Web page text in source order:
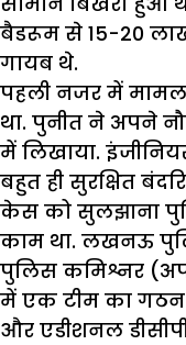
बैडरूम से 15-20
गायब थे.
पहली नजर में
था. पुनीत ने अपने
में लिखाया.
बहुत ही सुरक्षित
केस को सुलझाना
काम था. लखनऊ
पुलिस कमिश्नर
में एक टीम का गठन
और एडीशनल